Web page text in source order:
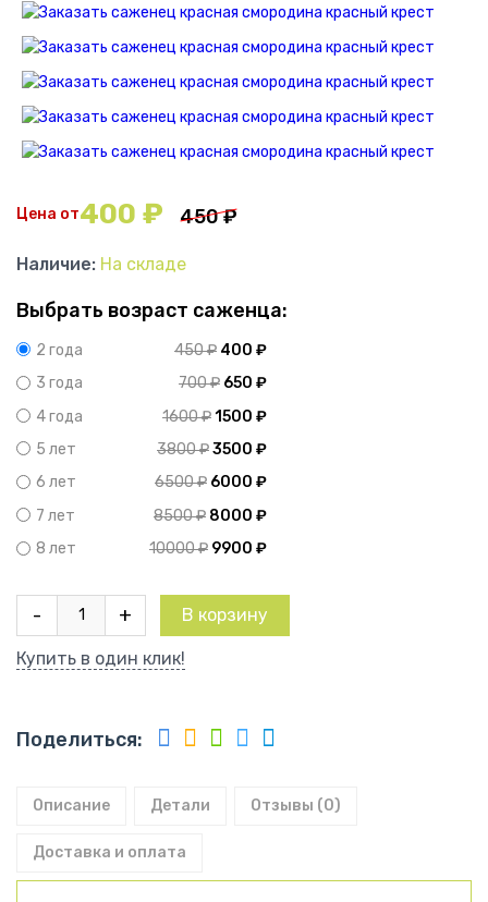
Цена от 450₽
400 ₽
Наличие: На складе
Выбрать возраст саженца:
2 года 450₽ 400 ₽
3 года
700₽ 650 ₽
4 года
1600₽1500 ₽
5 лет
3800₽3500 ₽
6 лет
6500₽ 6000 ₽
7 лет
8500₽ 8000 ₽
8 лет
10000₽ 9900 ₽
-
Количество
Красная
+ В корзину
Купить в один клик!
Поделиться:
Описание Детали Отзывы (0)
Доставка и оплата